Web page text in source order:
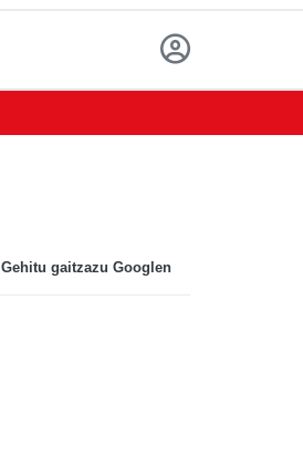
Gehitu gaitzazu Googlen